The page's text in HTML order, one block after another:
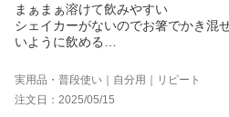
まぁまぁ溶けて飲みやすい
シェイカーがないのでお箸でかき混
いように飲める
抹茶味の豆乳と混ぜてもチョコが勝
実用品・普段使い｜自分用｜リピート
注文日：2025/05/15